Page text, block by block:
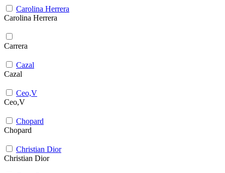
Carolina Herrera
Carolina Herrera
Carrera
Cazal
Cazal
Ceo,V
Ceo,V
Chopard
Chopard
Christian Dior
Christian Dior